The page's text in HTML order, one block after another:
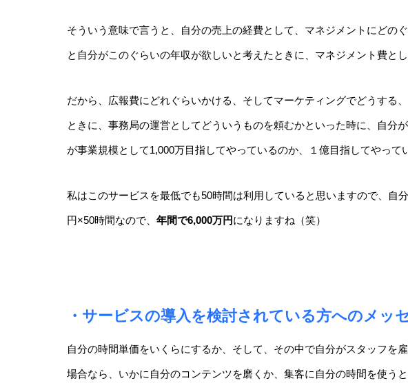
そういう意味で言うと、自分の売上の経費として、マネジメントにどの
と自分がこのぐらいの年収が欲しいと考えたときに、マネジメント費と
だから、広報費にどれぐらいかける、そしてマーケティングでどうする
ときに、事務局の運営としてどういうものを頼むかといった時に、自分
が事業規模として1,000万目指してやっているのか、１億目指してやって
私はこのサービスを最低でも50時間は利用していると思いますので、
円×50時間なので、 年間で6,000万円になりますね（笑）
・サービスの導入を検討されている方へのメッ
自分の時間単価をいくらにするか、そして、その中で自分がスタッフを
場合なら、いかに自分のコンテンツを磨くか、集客に自分の時間を使う